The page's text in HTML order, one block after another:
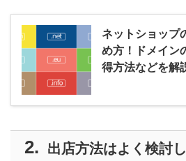
ネットショップ
め方！ドメイン
得方法などを解
出店方法はよく検討